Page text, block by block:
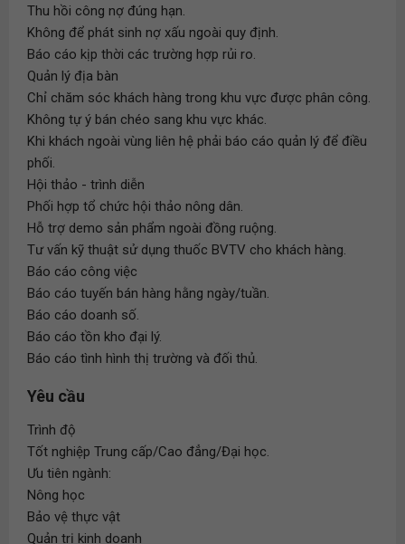
Thu hồi công nợ đúng hạn.
Không để phát sinh nợ xấu ngoài quy định.
Báo cáo kịp thời các trường hợp rủi ro.
Quản lý địa bàn
Chỉ chăm sóc khách hàng trong khu vực được phân công.
Không tự ý bán chéo sang khu vực khác.
Khi khách ngoài vùng liên hệ phải báo cáo quản lý để điều
phối.
Hội thảo - trình diễn
Phối hợp tổ chức hội thảo nông dân.
Hỗ trợ demo sản phẩm ngoài đồng ruộng.
Tư vấn kỹ thuật sử dụng thuốc BVTV cho khách hàng.
Báo cáo công việc
Báo cáo tuyến bán hàng hằng ngày/tuần.
Báo cáo doanh số.
Báo cáo tồn kho đại lý.
Báo cáo tình hình thị trường và đối thủ.
Yêu cầu
Trình độ
Tốt nghiệp Trung cấp/Cao đẳng/Đại học.
Ưu tiên ngành:
Nông học
Bảo vệ thực vật
Quản trị kinh doanh